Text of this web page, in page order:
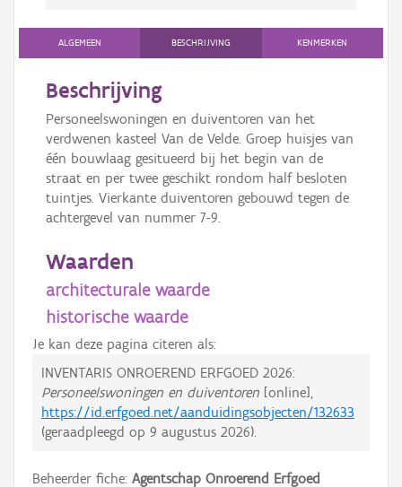
ALGEMEEN BESCHRIJVING KENMERKEN
Beschrijving
Personeelswoningen en duiventoren van het
verdwenen kasteel Van de Velde. Groep huisjes van
één bouwlaag gesitueerd bij het begin van de
straat en per twee geschikt rondom half besloten
tuintjes. Vierkante duiventoren gebouwd tegen de
achtergevel van nummer 7-9.
Waarden
architecturale waarde
historische waarde
Je kan deze pagina citeren als:
INVENTARIS ONROEREND ERFGOED 2026:
Personeelswoningen en duiventoren [online],
https://id.erfgoed.net/aanduidingsobjecten/132633
(geraadpleegd op 9 augustus 2026).
Beheerder fiche: Agentschap Onroerend Erfgoed